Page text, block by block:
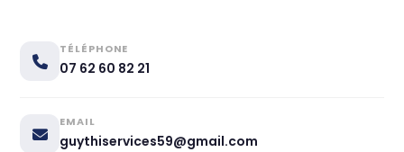
TÉLÉPHONE
07 62 60 82 21
EMAIL
guythiservices59@gmail.com